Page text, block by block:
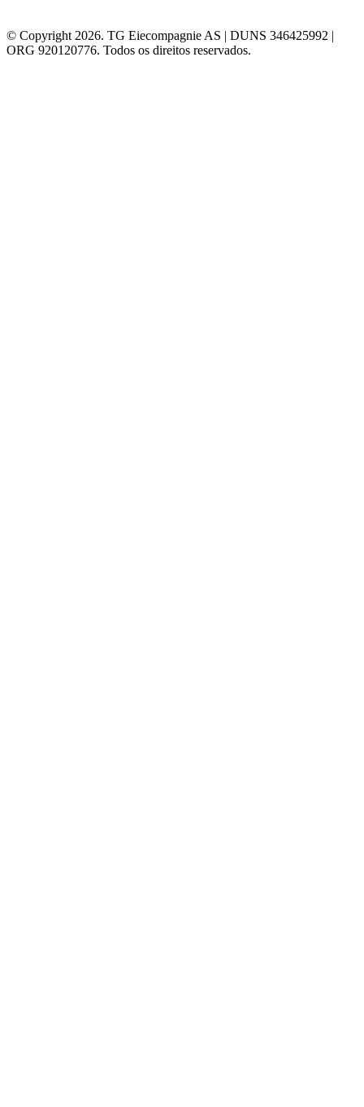
© Copyright 2026. TG Eiecompagnie AS | DUNS 346425992 |
ORG 920120776. Todos os direitos reservados.